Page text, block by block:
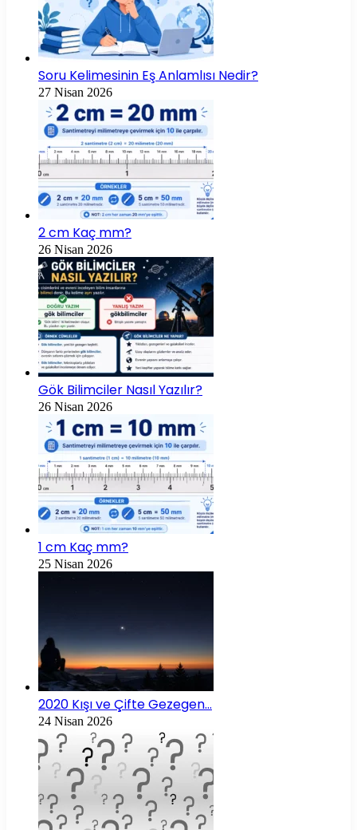
Soru Kelimesinin Eş Anlamlısı Nedir?
27 Nisan 2026
2 cm Kaç mm?
26 Nisan 2026
Gök Bilimciler Nasıl Yazılır?
26 Nisan 2026
1 cm Kaç mm?
25 Nisan 2026
2020 Kışı ve Çifte Gezegen…
24 Nisan 2026